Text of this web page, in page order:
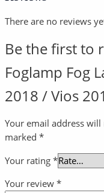
There are no reviews
Be the first to
Foglamp Fog
2018 / Vios
Your email address
marked *
Your rating *
Your review *